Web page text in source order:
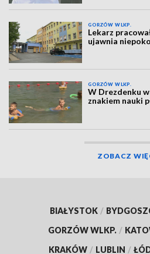
GORZÓW WLKP.
Lekarz
ujawnia
GORZÓW WLKP.
W Drezdenku
znakiem nauki
ZOBACZ
BIAŁYSTOK /
GORZÓW WLKP. /
KRAKÓW / LUBLIN /